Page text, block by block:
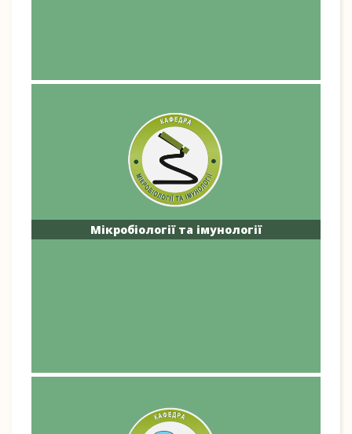
Мікробіології та імунології